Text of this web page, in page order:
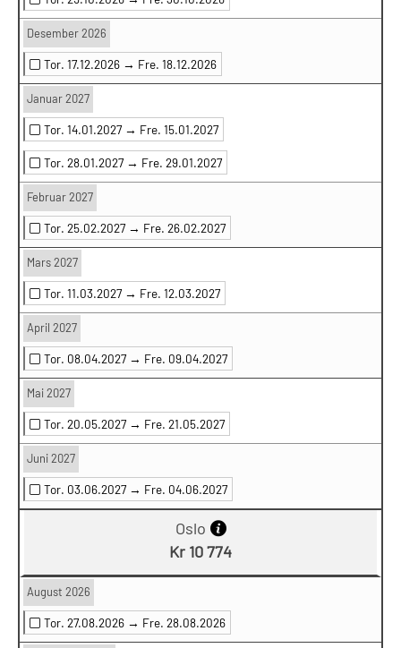
Desember 2026
Tor. 17.12.2026 → Fre. 18.12.2026
Januar 2027
Tor. 14.01.2027 → Fre. 15.01.2027
Tor. 28.01.2027 → Fre. 29.01.2027
Februar 2027
Tor. 25.02.2027 → Fre. 26.02.2027
Mars 2027
Tor. 11.03.2027 → Fre. 12.03.2027
April 2027
Tor. 08.04.2027 → Fre. 09.04.2027
Mai 2027
Tor. 20.05.2027 → Fre. 21.05.2027
Juni 2027
Tor. 03.06.2027 → Fre. 04.06.2027
Oslo
Kr 10 774
August 2026
Tor. 27.08.2026 → Fre. 28.08.2026